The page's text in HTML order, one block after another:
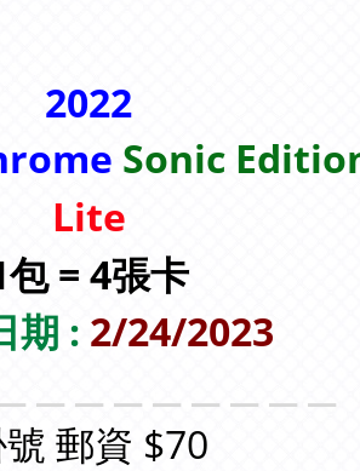
2022
Sonic
Lite
包 = 4張卡
期 : 2/24/2023
郵資 $70